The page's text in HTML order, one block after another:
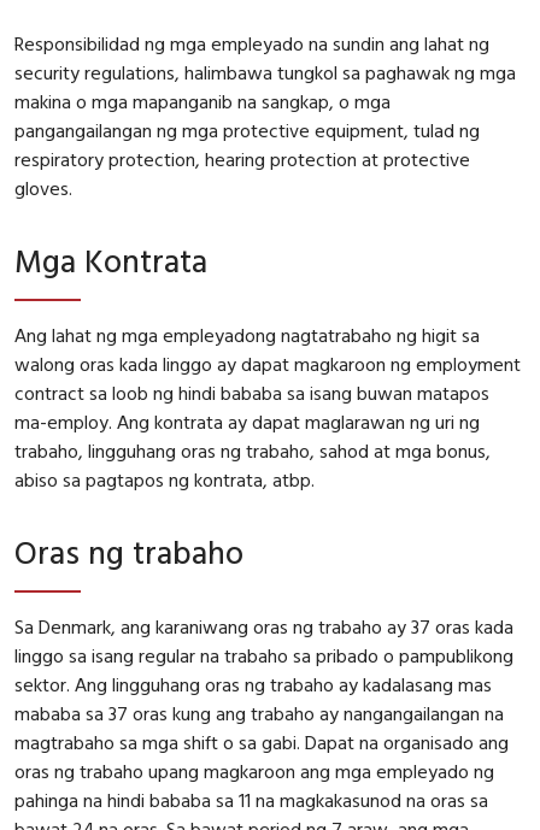
Responsibilidad ng mga empleyado na sundin ang lahat ng
security regulations, halimbawa tungkol sa paghawak ng mga
makina o mga mapanganib na sangkap, o mga
pangangailangan ng mga protective equipment, tulad ng
respiratory protection, hearing protection at protective
gloves.
Mga Kontrata
Ang lahat ng mga empleyadong nagtatrabaho ng higit sa
walong oras kada linggo ay dapat magkaroon ng employment
contract sa loob ng hindi bababa sa isang buwan matapos
ma-employ. Ang kontrata ay dapat maglarawan ng uri ng
trabaho, lingguhang oras ng trabaho, sahod at mga bonus,
abiso sa pagtapos ng kontrata, atbp.
Oras ng trabaho
Sa Denmark, ang karaniwang oras ng trabaho ay 37 oras kada
linggo sa isang regular na trabaho sa pribado o pampublikong
sektor. Ang lingguhang oras ng trabaho ay kadalasang mas
mababa sa 37 oras kung ang trabaho ay nangangailangan na
magtrabaho sa mga shift o sa gabi. Dapat na organisado ang
oras ng trabaho upang magkaroon ang mga empleyado ng
pahinga na hindi bababa sa 11 na magkakasunod na oras sa